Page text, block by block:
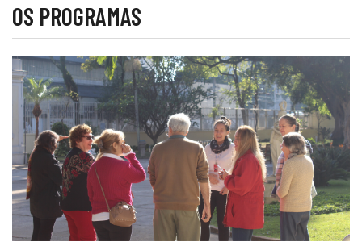
OS PROGRAMAS